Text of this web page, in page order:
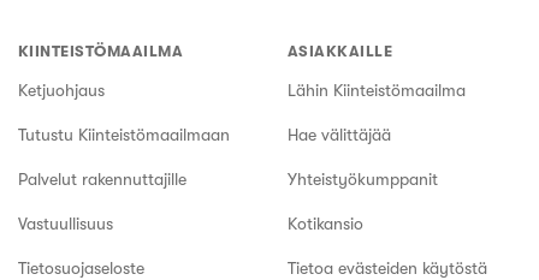
KIINTEISTÖMAAILMA
Ketjuohjaus
Tutustu Kiinteistömaailmaan
Palvelut rakennuttajille
Vastuullisuus
Tietosuojaseloste
ASIAKKAILLE
Lähin Kiinteistömaailma
Hae välittäjää
Yhteistyökumppanit
Kotikansio
Tietoa evästeiden käytöstä